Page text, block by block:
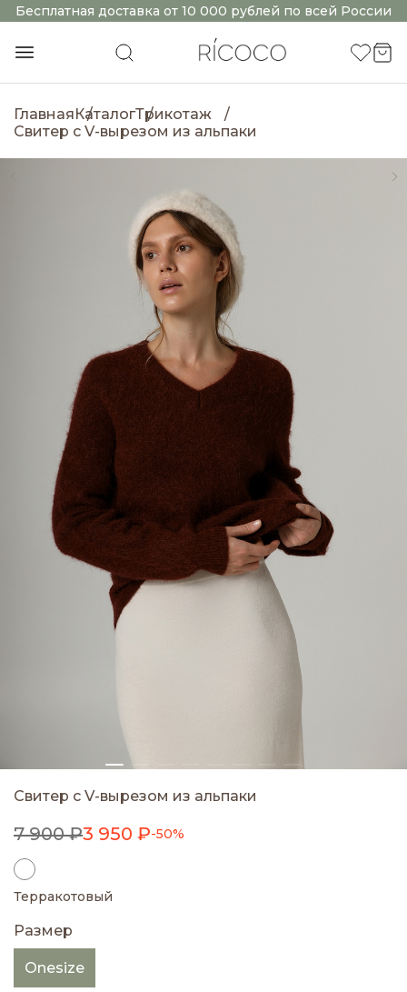
Бесплатная доставка от 10 000 рублей по всей России
ГлавнаяКаталогТрикотаж
Свитер с V-вырезом из альпаки
Свитер с V-вырезом из альпаки
7 900 ₽3 950 ₽-50%
Терракотовый
Размер
Onesize